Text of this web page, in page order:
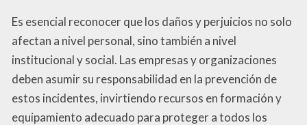
Es esencial reconocer que los daños y perjuicios no solo
afectan a nivel personal, sino también a nivel
institucional y social. Las empresas y organizaciones
deben asumir su responsabilidad en la prevención de
estos incidentes, invirtiendo recursos en formación y
equipamiento adecuado para proteger a todos los